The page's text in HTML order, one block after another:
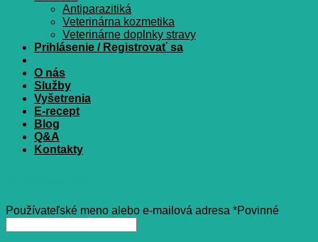
Antiparazitiká
Veterinárna kozmetika
Veterinárne doplnky stravy
Prihlásenie / Registrovať sa
O nás
Služby
Vyšetrenia
E-recept
Blog
Q&A
Kontakty
Používateľské meno alebo e-mailová adresa *Povinné